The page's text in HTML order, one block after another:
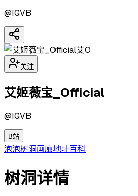
@IGVB
艾O
关注
艾姬薇宝_Official
@IGVB
B站
泡泡树洞画廊地址百科
树洞详情